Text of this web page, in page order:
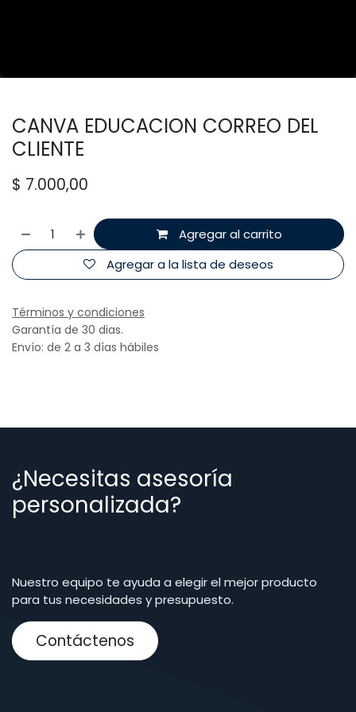
CANVA EDUCACION CORREO DEL
CLIENTE
$ 7.000,00
Agregar al carrito
Agregar a la lista de deseos
Términos y condiciones
Garantía de 30 dias.
Envío: de 2 a 3 días hábiles
¿Necesitas asesoría
personalizada?
Nuestro equipo te ayuda a elegir el mejor producto
para tus necesidades y presupuesto.
Contáctenos